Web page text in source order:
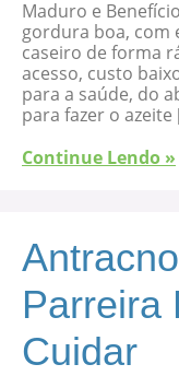
Maduro e
gordura boa, com
caseiro de forma
acesso, custo
para a saúde, do
para fazer o
Continue Lendo »
Parreira
Cuidar